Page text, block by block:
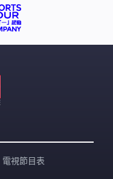
電視節目表